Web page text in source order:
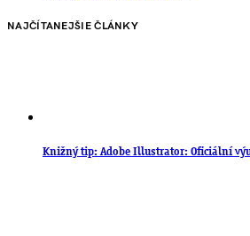
NAJČÍTANEJŠIE ČLÁNKY
Knižný tip: Adobe Illustrator: Oficiální